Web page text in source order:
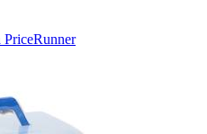
PriceRunner